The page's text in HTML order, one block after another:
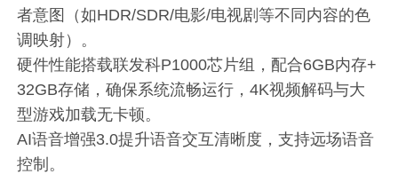
者意图（如HDR/SDR/电影/电视剧等不同内容的色
调映射）。
硬件性能搭载联发科P1000芯片组，配合6GB内存+
32GB存储，确保系统流畅运行，4K视频解码与大
型游戏加载无卡顿。
AI语音增强3.0提升语音交互清晰度，支持远场语音
控制。